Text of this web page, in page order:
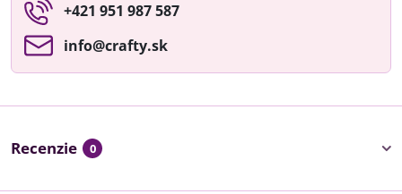
+421 951 987 587
info​@crafty​.sk
Recenzie 0